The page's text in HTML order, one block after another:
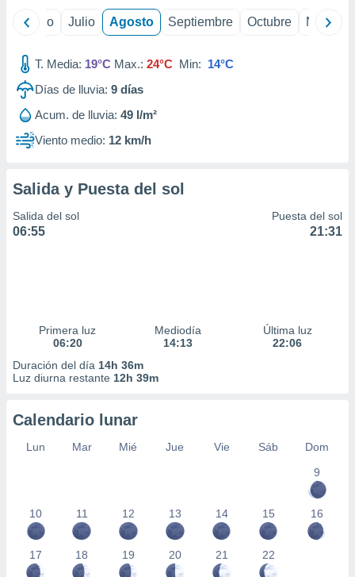
Junio Julio Agosto Septiembre Octubre
T. Media: 19°C Max.: 24°C Min: 14°C
Días de lluvia: 9 días
Acum. de lluvia: 49 l/m²
Viento medio: 12 km/h
Salida y Puesta del sol
Salida del sol
06:55
Puesta del sol
21:31
Primera luz
06:20
Mediodía
14:13
Última luz
22:06
Duración del día 14h 36m
Luz diurna restante 12h 39m
Calendario lunar
Lun Mar Mié Jue Vie Sáb
Dom
9
10 11 12 13 14 15 16
17 18 19 20 21 22